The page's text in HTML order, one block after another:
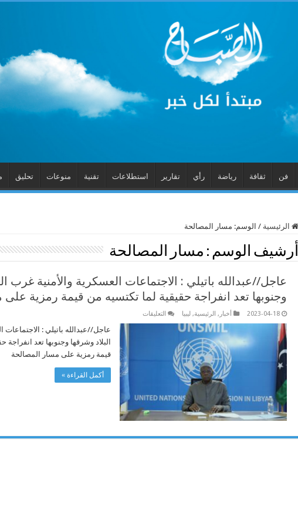
فن ثقافة رياضة رأي تقارير استطلاعات تقنية منوعات تحليق
الرئيسية / الوسم: مسار المصالحة
أرشيف الوسم : مسار المصالحة
عاجل//عبدالله باتيلي : الاجتماعات العسكرية والأمنية غرب
وجنوبها تعد انفراجة حقيقية لما تكتسيه من قيمة رمزية
2023-04-18 أخبار , الرئيسية, ليبيا التعليقات
عبدالله
الاجتماعات
العسكرية
والأمنية
وجنوبها
انفراجة
حقيقية
تكتسيه
عاجل//عبدالله باتيلي : الاجتماعات
البلاد وشرقها وجنوبها تعد انفراجة
قيمة رمزية على مسار المصالحة
أكمل القراءة »